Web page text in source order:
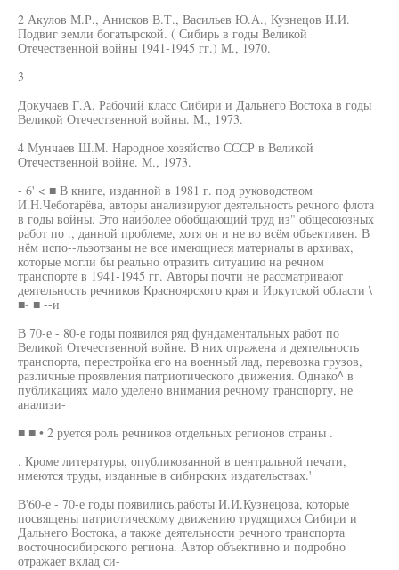
2 Акулов М.Р., Анисков В.Т., Васильев Ю.А., Кузнецов И.И.
Подвиг земли богатырской. ( Сибирь в годы Великой
Отечественной войны 1941-1945 гг.) М., 1970.
3
Докучаев Г.А. Рабочий класс Сибири и Дальнего Востока в годы
Великой Отечественной войны. М., 1973.
4 Мунчаев Ш.М. Народное хозяйство СССР в Великой
Отечественной войне. М., 1973.
- 6' < ■ В книге, изданной в 1981 г. под руководством
И.Н.Чеботарёва, авторы анализируют деятельность речного флота
в годы войны. Это наиболее обобщающий труд из" общесоюзных
работ по ., данной проблеме, хотя он и не во всём объективен. В
нём испо--льэотзаны не все имеющиеся материалы в архивах,
которые могли бы реально отразить ситуацию на речном
транспорте в 1941-1945 гг. Авторы почти не рассматривают
деятельность речников Красноярского края и Иркутской области \
■- ■ --и
В 70-е - 80-е годы появился ряд фундаментальных работ по
Великой Отечественной войне. В них отражена и деятельность
транспорта, перестройка его на военный лад, перевозка грузов,
различные проявления патриотического движения. Однако^ в
публикациях мало уделено внимания речному транспорту, не
анализи-
■ ■ • 2 руется роль речников отдельных регионов страны .
. Кроме литературы, опубликованной в центральной печати,
имеются труды, изданные в сибирских издательствах.'
В'60-е - 70-е годы появились.работы И.И.Кузнецова, которые
посвящены патриотическому движению трудящихся Сибири и
Дальнего Востока, а также деятельности речного транспорта
восточносибирского региона. Автор объективно и подробно
отражает вклад си-